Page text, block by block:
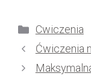
Kategorie
Cwiczenia
Ćwiczenia